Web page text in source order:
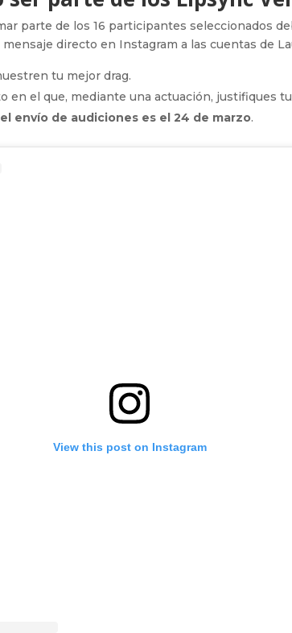
parte de los 16 participantes seleccionados
directo en Instagram a las cuentas de
tu mejor drag.
en el que, mediante una actuación, justifiques
envío de audiciones es el 24 de marzo.
View this post on Instagram